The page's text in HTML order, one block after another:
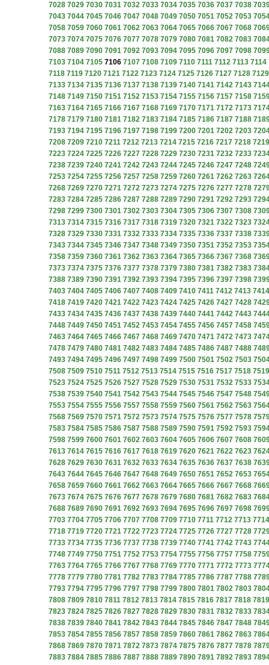
7028 7029 7030 7031 7032 7033 7034 7035 7036 7037 7038
7043 7044 7045 7046 7047 7048 7049 7050 7051 7052 7053
7058 7059 7060 7061 7062 7063 7064 7065 7066 7067 7068
7073 7074 7075 7076 7077 7078 7079 7080 7081 7082 7083
7088 7089 7090 7091 7092 7093 7094 7095 7096 7097 7098
7103 7104 7105 7106 7107 7108 7109 7110 7111 7112 7113 7114
7118 7119 7120 7121 7122 7123 7124 7125 7126 7127 7128 7129
7133 7134 7135 7136 7137 7138 7139 7140 7141 7142 7143
7148 7149 7150 7151 7152 7153 7154 7155 7156 7157 7158
7163 7164 7165 7166 7167 7168 7169 7170 7171 7172 7173
7178 7179 7180 7181 7182 7183 7184 7185 7186 7187 7188
7193 7194 7195 7196 7197 7198 7199 7200 7201 7202 7203
7208 7209 7210 7211 7212 7213 7214 7215 7216 7217 7218 7219
7223 7224 7225 7226 7227 7228 7229 7230 7231 7232 7233
7238 7239 7240 7241 7242 7243 7244 7245 7246 7247 7248
7253 7254 7255 7256 7257 7258 7259 7260 7261 7262 7263
7268 7269 7270 7271 7272 7273 7274 7275 7276 7277 7278
7283 7284 7285 7286 7287 7288 7289 7290 7291 7292 7293
7298 7299 7300 7301 7302 7303 7304 7305 7306 7307 7308
7313 7314 7315 7316 7317 7318 7319 7320 7321 7322 7323
7328 7329 7330 7331 7332 7333 7334 7335 7336 7337 7338
7343 7344 7345 7346 7347 7348 7349 7350 7351 7352 7353
7358 7359 7360 7361 7362 7363 7364 7365 7366 7367 7368
7373 7374 7375 7376 7377 7378 7379 7380 7381 7382 7383
7388 7389 7390 7391 7392 7393 7394 7395 7396 7397 7398
7403 7404 7405 7406 7407 7408 7409 7410 7411 7412 7413 7414
7418 7419 7420 7421 7422 7423 7424 7425 7426 7427 7428
7433 7434 7435 7436 7437 7438 7439 7440 7441 7442 7443
7448 7449 7450 7451 7452 7453 7454 7455 7456 7457 7458
7463 7464 7465 7466 7467 7468 7469 7470 7471 7472 7473
7478 7479 7480 7481 7482 7483 7484 7485 7486 7487 7488
7493 7494 7495 7496 7497 7498 7499 7500 7501 7502 7503
7508 7509 7510 7511 7512 7513 7514 7515 7516 7517 7518 7519
7523 7524 7525 7526 7527 7528 7529 7530 7531 7532 7533
7538 7539 7540 7541 7542 7543 7544 7545 7546 7547 7548
7553 7554 7555 7556 7557 7558 7559 7560 7561 7562 7563
7568 7569 7570 7571 7572 7573 7574 7575 7576 7577 7578
7583 7584 7585 7586 7587 7588 7589 7590 7591 7592 7593
7598 7599 7600 7601 7602 7603 7604 7605 7606 7607 7608
7613 7614 7615 7616 7617 7618 7619 7620 7621 7622 7623
7628 7629 7630 7631 7632 7633 7634 7635 7636 7637 7638
7643 7644 7645 7646 7647 7648 7649 7650 7651 7652 7653
7658 7659 7660 7661 7662 7663 7664 7665 7666 7667 7668
7673 7674 7675 7676 7677 7678 7679 7680 7681 7682 7683
7688 7689 7690 7691 7692 7693 7694 7695 7696 7697 7698
7703 7704 7705 7706 7707 7708 7709 7710 7711 7712 7713 7714
7718 7719 7720 7721 7722 7723 7724 7725 7726 7727 7728
7733 7734 7735 7736 7737 7738 7739 7740 7741 7742 7743
7748 7749 7750 7751 7752 7753 7754 7755 7756 7757 7758
7763 7764 7765 7766 7767 7768 7769 7770 7771 7772 7773
7778 7779 7780 7781 7782 7783 7784 7785 7786 7787 7788
7793 7794 7795 7796 7797 7798 7799 7800 7801 7802 7803
7808 7809 7810 7811 7812 7813 7814 7815 7816 7817 7818 7819
7823 7824 7825 7826 7827 7828 7829 7830 7831 7832 7833
7838 7839 7840 7841 7842 7843 7844 7845 7846 7847 7848
7853 7854 7855 7856 7857 7858 7859 7860 7861 7862 7863
7868 7869 7870 7871 7872 7873 7874 7875 7876 7877 7878
7883 7884 7885 7886 7887 7888 7889 7890 7891 7892 7893